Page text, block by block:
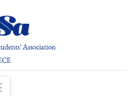
Navigation